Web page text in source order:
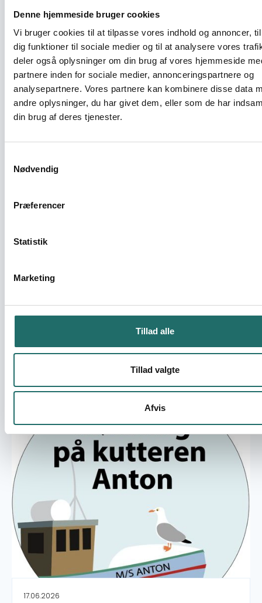
Denne hjemmeside bruger cookies
Vi bruger cookies til at tilpasse vores indhold og annoncer,
dig funktioner til sociale medier og til at analysere vores
deler også oplysninger om din brug af vores hjemmeside
partnere inden for sociale medier, annonceringspartnere og
analysepartnere. Vores partnere kan kombinere disse data
andre oplysninger, du har givet dem, eller som de har
din brug af deres tjenester.
Nødvendig
Præferencer
Statistik
Marketing
Tillad alle
Tillad valgte
Afvis
Ansøgningsfristerne for puljen bliver den 7. oktober
for formidlingslegater og den 28. oktober for
OpEn-projekter.
OpEn - Udenrigsministeriets Oplysnings- og Engagementspulje
Nyheder
Ansøgningsfrister for OpEn-puljen
udskydes
Det er tidligere meldt ud, at ansøgningsfristerne i
2026 var den 16. september for OpEn-projekter og
Nyheder
Ansøgningsfrister for OpEn-puljen udskydes
17.06.2026
Folkemødet 2026: Danner - Hvordan passer vi på